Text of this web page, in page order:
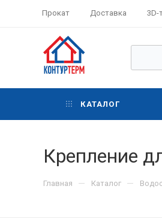
Прокат Доставка 3D-
КАТАЛОГ
Крепление
Главная — Каталог —